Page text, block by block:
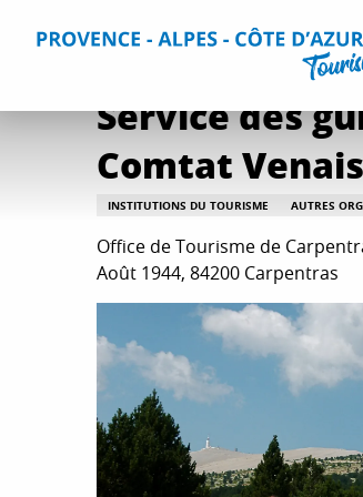
Accueil Séjourner Informations
Service des
Comtat
INSTITUTIONS DU TOURISME AUTRES
Office de Tourisme de
Août 1944, 84200 Carpentras